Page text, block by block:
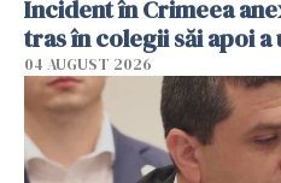
Incident în Crimeea
tras în colegii săi apoi a
04 AUGUST 2026